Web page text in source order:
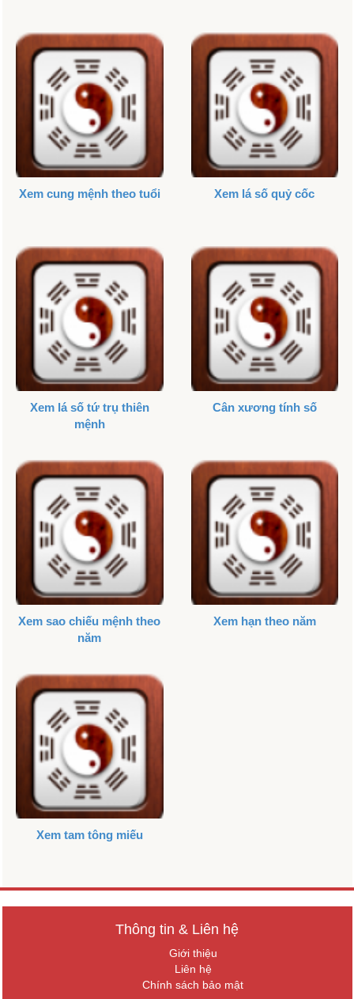
Xem cung mệnh theo tuổi Xem lá số quỷ cốc
Xem lá số tứ trụ thiên
mệnh
Cân xương tính số
Xem sao chiếu mệnh theo
năm
Xem hạn theo năm
Xem tam tông miếu
Thông tin & Liên hệ
Giới thiệu
Liên hệ
Chính sách bảo mật